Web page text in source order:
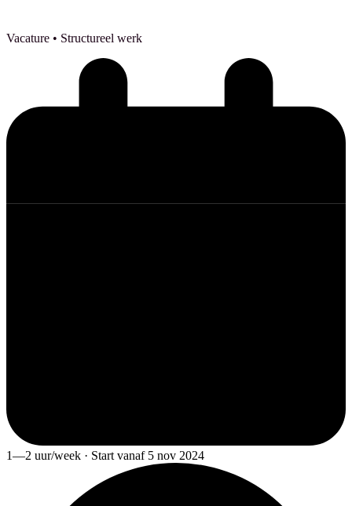
Vacature • Structureel werk
1—2 uur/week · Start vanaf 5 nov 2024